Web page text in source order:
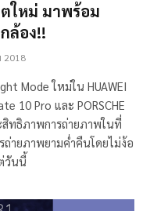
ตใหม่ มาพร้อม
ล้อง!!
2018
Mode ใหม่ใน HUAWEI
10 Pro และ PORSCHE
สิทธิภาพการถ่ายภาพในที่
ายภาพยามค่ำคืนโดยไม่ง้อ
วันนี้